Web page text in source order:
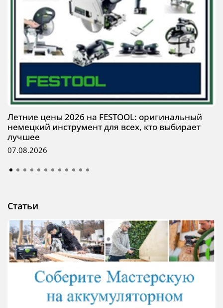
Летние цены 2026 на FESTOOL: оригинальный
немецкий инструмент для всех, кто выбирает
лучшее
07.08.2026
Статьи